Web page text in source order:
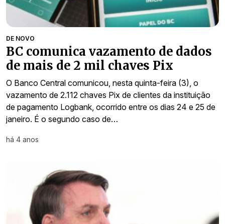
DE NOVO
BC comunica vazamento de dados
de mais de 2 mil chaves Pix
O Banco Central comunicou, nesta quinta-feira (3), o
vazamento de 2.112 chaves Pix de clientes da instituição
de pagamento Logbank, ocorrido entre os dias 24 e 25 de
janeiro. É o segundo caso de…
há 4 anos